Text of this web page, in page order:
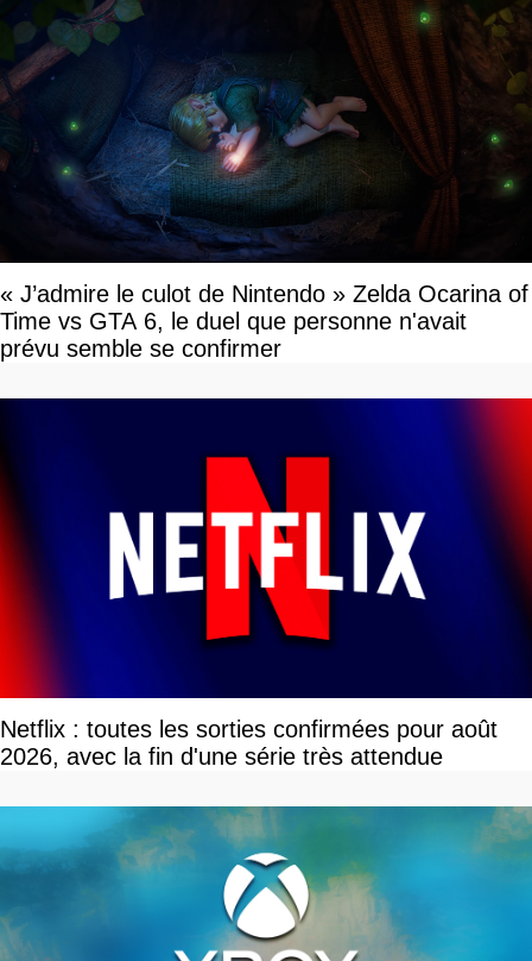
« J’admire le culot de Nintendo » Zelda Ocarina of
Time vs GTA 6, le duel que personne n'avait
prévu semble se confirmer
Netflix : toutes les sorties confirmées pour août
2026, avec la fin d'une série très attendue